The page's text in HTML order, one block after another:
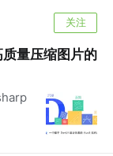
关注
量压缩图片的